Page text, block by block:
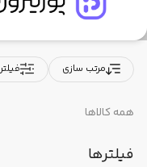
سامسونگ (SAMSUNG)
مرتب سازی فیلتر
همه کالاها
فیلترها